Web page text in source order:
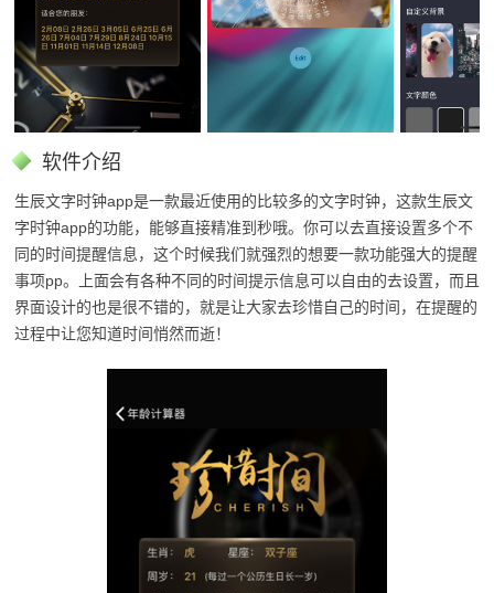
软件介绍
生辰文字时钟app是一款最近使用的比较多的文字时钟，这款生辰文
字时钟app的功能，能够直接精准到秒哦。你可以去直接设置多个不
同的时间提醒信息，这个时候我们就强烈的想要一款功能强大的提醒
事项pp。上面会有各种不同的时间提示信息可以自由的去设置，而且
界面设计的也是很不错的，就是让大家去珍惜自己的时间，在提醒的
过程中让您知道时间悄然而逝！